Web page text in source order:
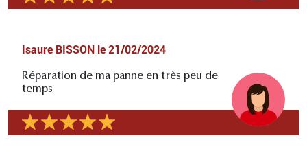
Isaure BISSON le 21/02/2024
Réparation de ma panne en très peu de
temps